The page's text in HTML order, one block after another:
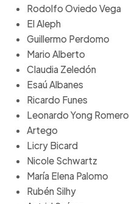
Rodolfo Oviedo Vega
El Aleph
Guillermo Perdomo
Mario Alberto
Claudia Zeledón
Esaú Albanes
Ricardo Funes
Leonardo Yong Romero
Artego
Licry Bicard
Nicole Schwartz
María Elena Palomo
Rubén Silhy